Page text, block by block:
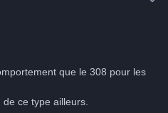
que le 308 pour les
ce type ailleurs.